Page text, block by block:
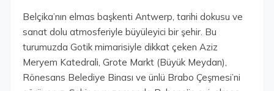
Belçika’nın elmas başkenti Antwerp, tarihi dokusu ve
sanat dolu atmosferiyle büyüleyici bir şehir. Bu
turumuzda Gotik mimarisiyle dikkat çeken Aziz
Meryem Katedrali, Grote Markt (Büyük Meydan),
Rönesans Belediye Binası ve ünlü Brabo Çeşmesi’ni